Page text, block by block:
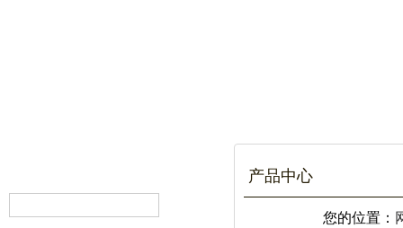
产品中心
您的位置：